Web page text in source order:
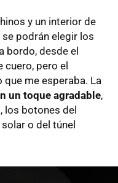
y un interior de
podrán elegir los
bordo, desde el
pero el
me esperaba. La
un toque agradable,
los botones del
o del túnel